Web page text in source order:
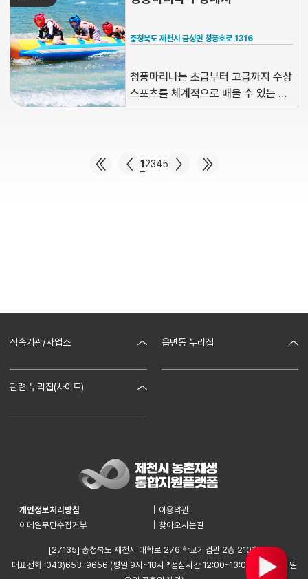
충청북도 제천시 금성면 청풍호로 1316
청풍마리나는 초급부터 고급까지 수상
스포츠를 체계적으로 배울 수 있는 수
상레저타운입니다.
1 2345
직속기관/사업소
제천시청
농업기술센터
세명대학교 산학협력단
읍면동 누리집
수산면
한수면
백운면
관련 누리집(사이트)
명월이네
개인정보처리방침
이용약관
이메일무단수집거부
찾아오시는길
[27135] 충청북도 제천시 대학로 276 학교기업관 2층 210호
대표전화 :043)653-9656 (평일 9시~18시 *점심시간 12:00~13:00 / *토요일, 일